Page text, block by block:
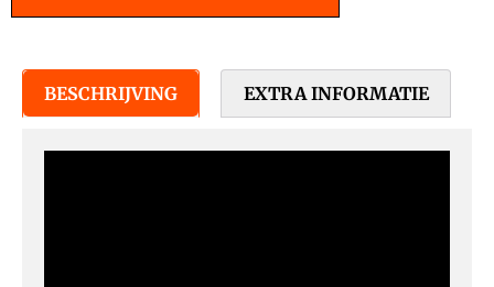
BESCHRIJVING EXTRA INFORMATIE